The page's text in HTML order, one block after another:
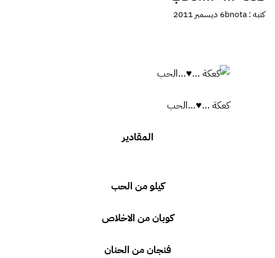
كتبه :bnota6 ديسمبر 2011
كعكة …♥…الحب
المقادير
كيلو من الحب
كوبان من الاخلاص
فنجان من الحنان